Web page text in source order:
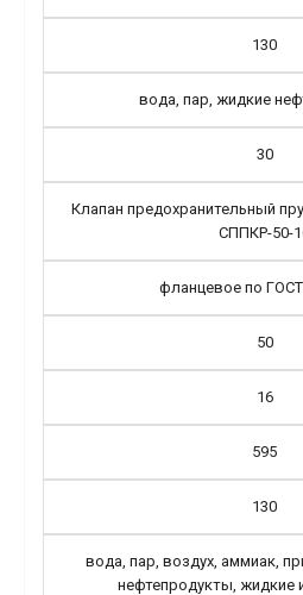
130
вода, пар, жидкие
30
Клапан предохранительный
СППКР-50-
фланцевое по
50
16
595
130
вода, пар, воздух, аммиак,
нефтепродукты, жидкие